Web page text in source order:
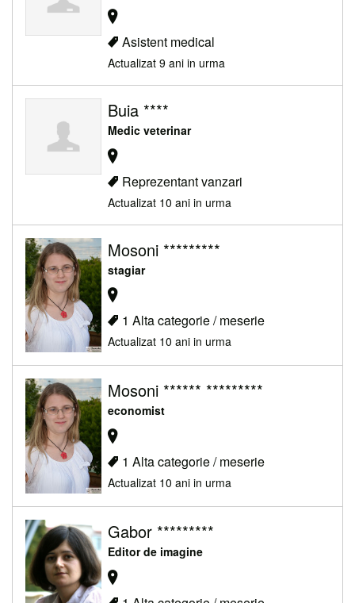
Asistent medical
Actualizat 9 ani in urma
Buia ****
Medic veterinar
Reprezentant vanzari
Actualizat 10 ani in urma
Mosoni *********
stagiar
1 Alta categorie / meserie
Actualizat 10 ani in urma
Mosoni ****** *********
economist
1 Alta categorie / meserie
Actualizat 10 ani in urma
Gabor *********
Editor de imagine